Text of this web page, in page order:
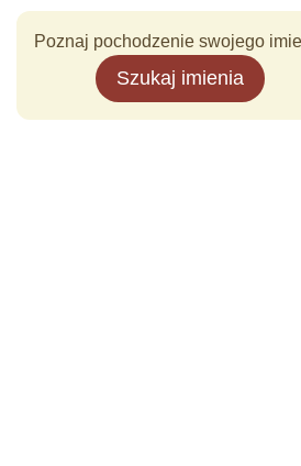
Poznaj pochodzenie swojego
Szukaj imienia